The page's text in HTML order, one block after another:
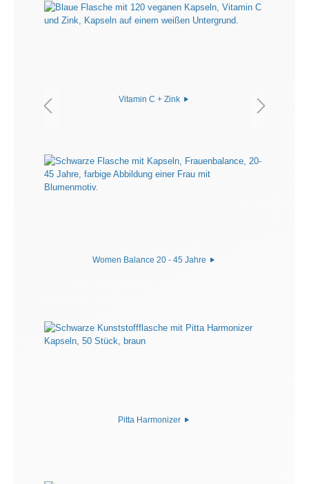
Vitamin C + Zink
Women Balance 20 - 45 Jahre
Pitta Harmonizer